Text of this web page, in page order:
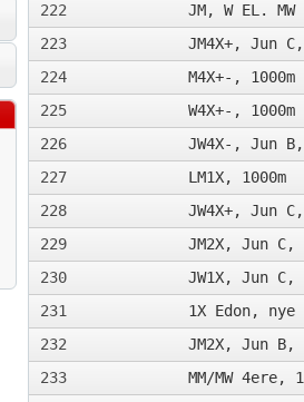
222
JM, W EL.
223
JM4X+, Jun
224
M4X+-, 1000m
225
W4X+-, 1000m
226
JW4X-, Jun B,
227
LM1X, 1000m
228
JW4X+, Jun
229
JM2X, Jun C,
230
JW1X, Jun C,
231
1X Edon,
232
JM2X, Jun B,
233
MM/MW 4ere,